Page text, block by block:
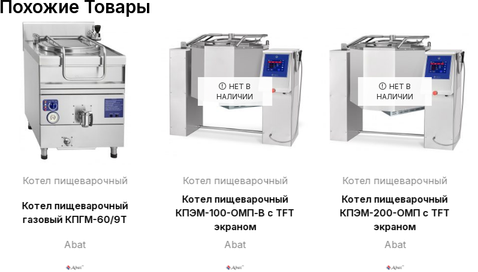
Похожие Товары
Котел пищеварочный
Котел пищеварочный
газовый КПГМ-60/9Т
Abat
НЕТ В
НАЛИЧИИ
Котел пищеварочный
Котел пищеварочный
КПЭМ-100-ОМП-В с TFT
экраном
Abat
НЕТ В
НАЛИЧИИ
Котел пищеварочный
Котел пищеварочный
КПЭМ-200-ОМП с TFT
экраном
Abat